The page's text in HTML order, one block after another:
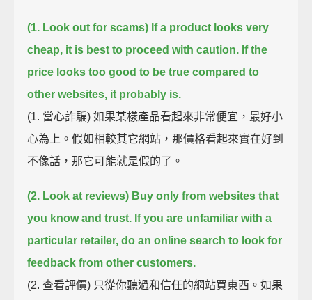
(1. Look out for scams) If a product looks very
cheap, it is best to proceed with caution. If the
price looks too good to be true compared to
other websites, it probably is.
(1. 當心詐騙) 如果某樣產品看起來非常便宜，最好小
心為上。假如相較其它網站，那價格看起來實在好到
不像話，那它可能就是假的了。
(2. Look at reviews) Buy only from websites that
you know and trust. If you are unfamiliar with a
particular retailer, do an online search to look for
feedback from other customers.
(2. 查看評價) 只從你聽過和信任的網站買東西。如果